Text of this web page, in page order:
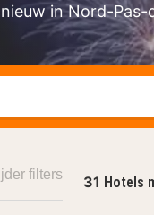
in Nord-Pas-
31 Hotels
filters